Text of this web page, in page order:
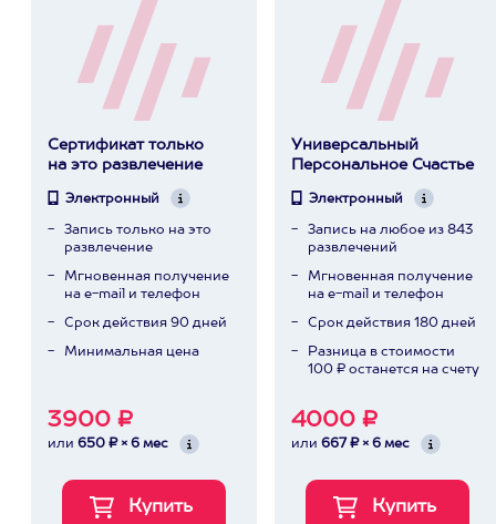
Сертификат только
на это развлечение
Электронный
Запись только на это
развлечение
Мгновенная получение
на e-mail и телефон
Срок действия 90 дней
Минимальная цена
3900 ₽
или 650 ₽ × 6 мес
Универсальный
Персональное Счастье
Электронный
Запись на любое из 843
развлечений
Мгновенная получение
на e-mail и телефон
Срок действия 180 дней
Разница в стоимости
100 ₽ останется на счету
4000 ₽
или 667 ₽ × 6 мес